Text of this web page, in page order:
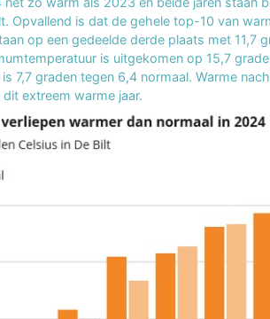
Opvallend is dat de gehele top-10 van
op een gedeelde derde plaats met 11,7
is uitgekomen op 15,7
7,7 graden tegen 6,4 normaal. Warme
extreem warme jaar.